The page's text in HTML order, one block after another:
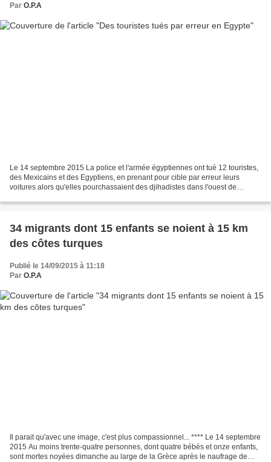
Par O.P.A
Le 14 septembre 2015 La police et l'armée égyptiennes ont tué 12 touristes,
des Mexicains et des Egyptiens, en prenant pour cible par erreur leurs
voitures alors qu'elles pourchassaient des djihadistes dans l'ouest de
34 migrants dont 15 enfants se noient à 15 km
des côtes turques
Publié le 14/09/2015 à 11:18
Par O.P.A
Il parait qu'avec une image, c'est plus compassionnel... **** Le 14 septembre
2015 Au moins trente-quatre personnes, dont quatre bébés et onze enfants,
sont mortes noyées dimanche au large de la Grèce après le naufrage de